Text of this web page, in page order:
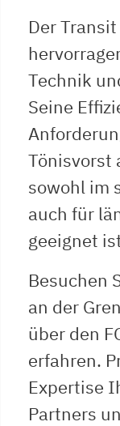
Der
Technik
Seine
Tönisvorst
sowohl im
auch für
geeignet
Besuchen
an der
über den
erfahren.
Expertise
Partners